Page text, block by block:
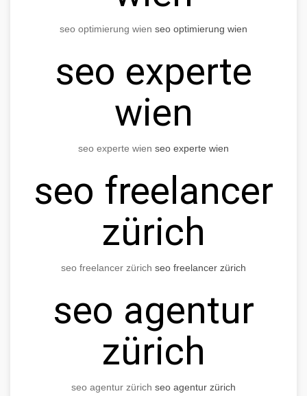
seo optimierung wien seo optimierung wien
seo experte
wien
seo experte wien seo experte wien
seo freelancer
zürich
seo freelancer zürich seo freelancer zürich
seo agentur
zürich
seo agentur zürich seo agentur zürich